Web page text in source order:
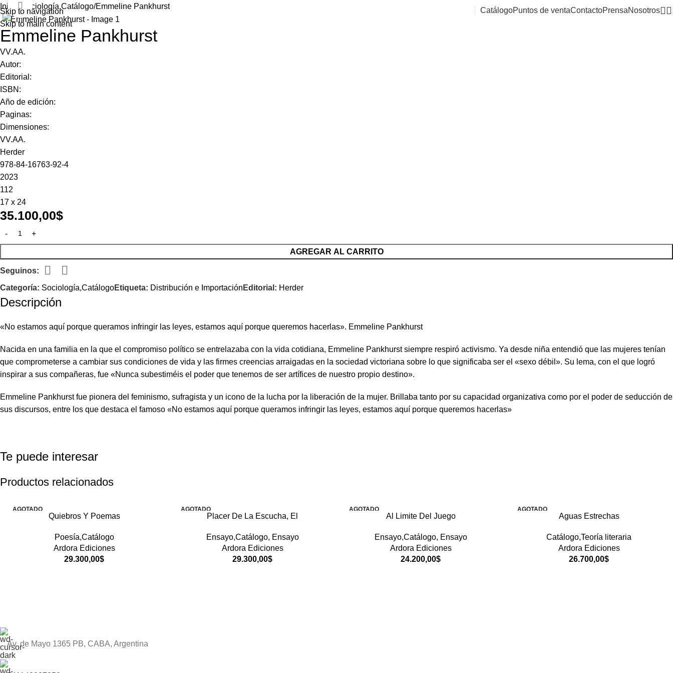
Skip to navigation
Skip to main content
CatálogoPuntos de ventaContactoPrensaNosotros
Inicio Sociología,Catálogo Emmeline Pankhurst
Click to enlarge
Emmeline Pankhurst
VV.AA.
Autor:
Editorial:
ISBN:
Año de edición:
Paginas:
Dimensiones:
VV.AA.
Herder
978-84-16763-92-4
2023
112
17 x 24
35.100,00$
AGREGAR AL CARRITO
Seguinos:
Categoría: Sociología,CatálogoEtiqueta: Distribución e Importación Editorial: Herder
Descripción
«No estamos aquí porque queramos infringir las leyes, estamos aquí porque queremos hacerlas». Emmeline Pankhurst
Nacida en una familia en la que el compromiso político se entrelazaba con la vida cotidiana, Emmeline Pankhurst siempre respiró activismo. Ya desde niña entendió que las mujeres tenían
que comprometerse a cambiar sus condiciones de vida y las firmes creencias arraigadas en la sociedad victoriana sobre lo que significaba ser el «sexo débil». Su lema, con el que logró
inspirar a sus compañeras, fue «Nunca subestiméis el poder que tenemos de ser artífices de nuestro propio destino».
Emmeline Pankhurst fue pionera del feminismo, sufragista y un icono de la lucha por la liberación de la mujer. Brillaba tanto por su capacidad organizativa como por el poder de seducción de
sus discursos, entre los que destaca el famoso «No estamos aquí porque queramos infringir las leyes, estamos aquí porque queremos hacerlas»
Te puede interesar
Productos relacionados
AGOTADO
Quiebros Y Poemas
Poesía,Catálogo
Ardora Ediciones
29.300,00$
AGOTADO
Placer De La Escucha, El
Ensayo,Catálogo, Ensayo
Ardora Ediciones
29.300,00$
AGOTADO
Al Limite Del Juego
Ensayo,Catálogo, Ensayo
Ardora Ediciones
24.200,00$
AGOTADO
Aguas Estrechas
Catálogo,Teoría literaria
Ardora Ediciones
26.700,00$
Av. de Mayo 1365 PB, CABA, Argentina